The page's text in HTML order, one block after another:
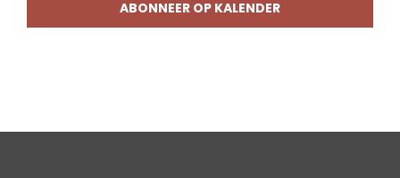
ABONNEER OP KALENDER